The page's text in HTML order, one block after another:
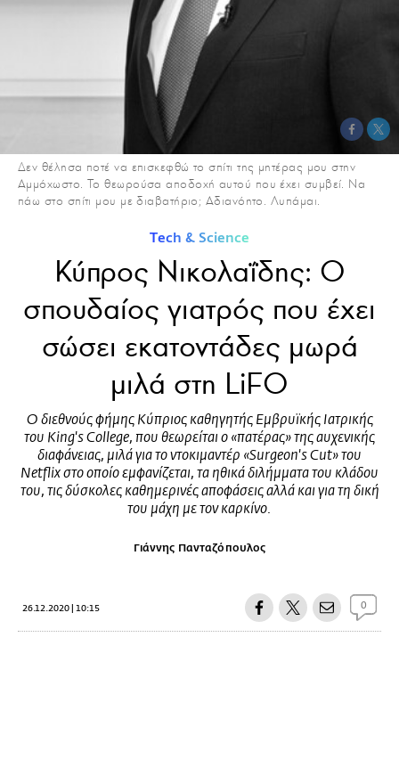
Δεν θέλησα ποτέ να επισκεφθώ το σπίτι της μητέρας μου στην
Αμμόχωστο. Το θεωρούσα αποδοχή αυτού που έχει συμβεί. Να
πάω στο σπίτι μου με διαβατήριο; Αδιανόητο. Λυπάμαι.
Τech & Science
Κύπρος Νικολαΐδης: Ο
σπουδαίος γιατρός που έχει
σώσει εκατοντάδες μωρά
μιλά στη LiFO
O διεθνούς φήμης Κύπριος καθηγητής Εμβρυϊκής Ιατρικής
του King's College, που θεωρείται ο «πατέρας» της αυχενικής
διαφάνειας, μιλά για το ντοκιμαντέρ «Surgeon's Cut» του
Netflix στο οποίο εμφανίζεται, τα ηθικά διλήμματα του κλάδου
του, τις δύσκολες καθημερινές αποφάσεις αλλά και για τη δική
του μάχη με τον καρκίνο.
Γιάννης Πανταζόπουλος
26.12.2020 | 10:15 0